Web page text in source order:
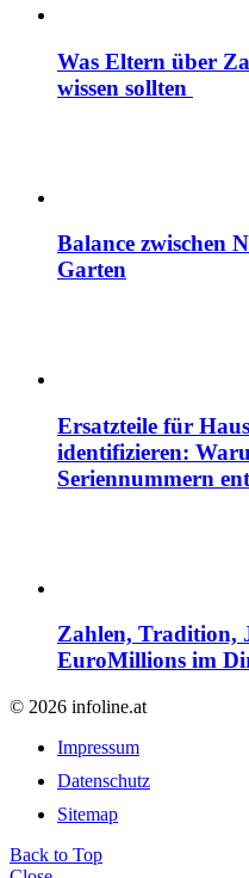
Was Eltern über
wissen sollten
Balance zwischen
Garten
Ersatzteile für
identifizieren:
Seriennummern
Zahlen, Tradition,
EuroMillions im
© 2026 infoline.at
Impressum
Datenschutz
Sitemap
Back to Top